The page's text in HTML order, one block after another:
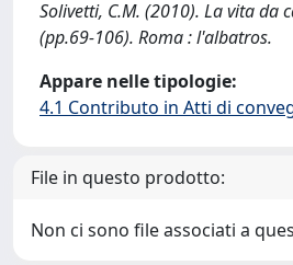
Solivetti, C.M. (2010). La vita
(pp.69-106). Roma : l'albatros.
Appare nelle tipologie:
4.1 Contributo in Atti di
File in questo prodotto:
Non ci sono file associati a